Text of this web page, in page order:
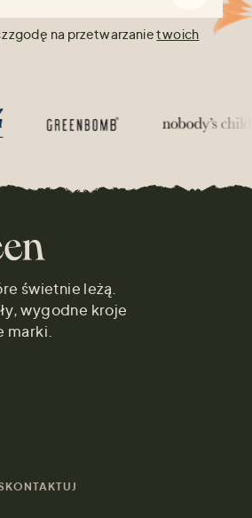
zgodę na przetwarzanietwoich
świetnie leżą.
wygodne kroje
marki.